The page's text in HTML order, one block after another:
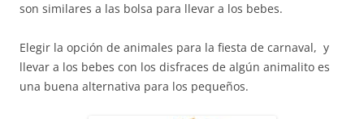
son similares a las bolsa para llevar a los bebes.
Elegir la opción de animales para la fiesta de carnaval, y
llevar a los bebes con los disfraces de algún animalito es
una buena alternativa para los pequeños.